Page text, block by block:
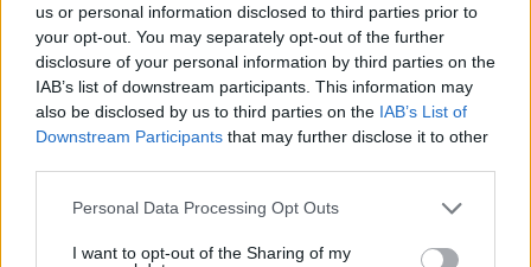
us or personal information disclosed to third parties prior to
your opt-out. You may separately opt-out of the further
disclosure of your personal information by third parties on the
IAB’s list of downstream participants. This information may
also be disclosed by us to third parties on the IAB’s List of
Downstream Participants that may further disclose it to other
Please note that this website/app uses one or more Google
not limited to your visit or usage behaviour. You may click to
Personal Data Processing Opt Outs
I want to opt-out of the Sharing of my
EMAIL
ΣΧΌΛΙΟ *